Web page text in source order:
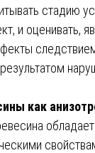
стадию
и оценивать,
как